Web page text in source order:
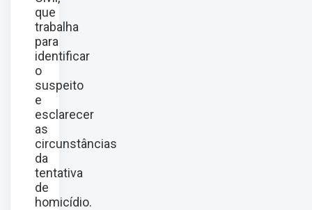
que
trabalha
para
identificar
o
suspeito
e
esclarecer
as
circunstâncias
da
tentativa
de
homicídio.